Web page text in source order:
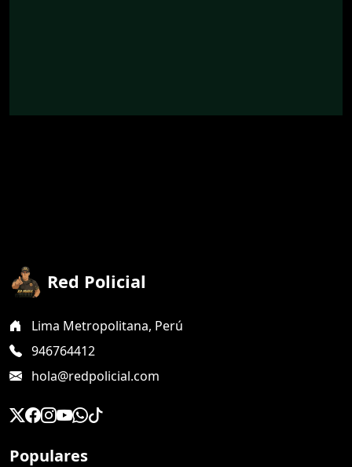
Red Policial
Lima Metropolitana, Perú
946764412
hola@redpolicial.com
Populares